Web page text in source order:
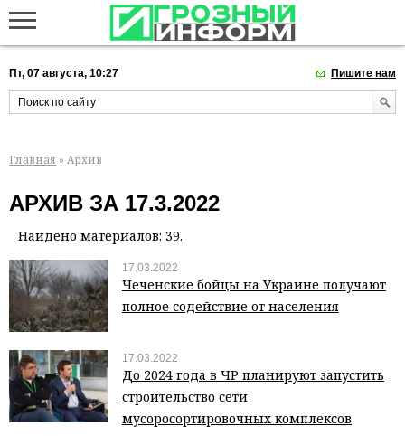
Пт, 07 августа, 10:27 Пишите нам
Главная » Архив
АРХИВ ЗА 17.3.2022
Найдено материалов: 39.
17.03.2022
Чеченские бойцы на Украине получают
полное содействие от населения
17.03.2022
До 2024 года в ЧР планируют запустить
строительство сети
мусоросортировочных комплексов